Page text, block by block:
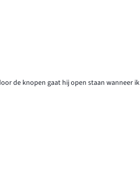
de knopen gaat hij open staan wanneer ik